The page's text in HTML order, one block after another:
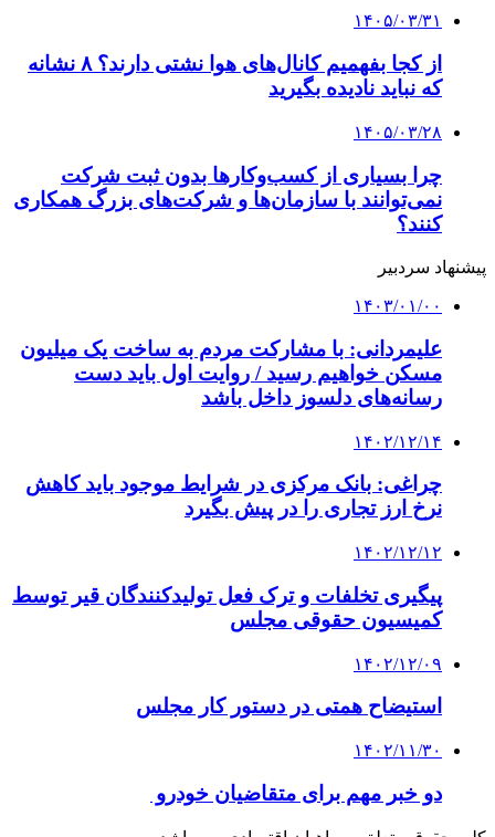
۱۴۰۵/۰۳/۳۱
از کجا بفهمیم کانال‌های هوا نشتی دارند؟ ۸ نشانه
که نباید نادیده بگیرید
۱۴۰۵/۰۳/۲۸
چرا بسیاری از کسب‌وکارها بدون ثبت شرکت
نمی‌توانند با سازمان‌ها و شرکت‌های بزرگ همکاری
کنند؟
پیشنهاد سردبیر
۱۴۰۳/۰۱/۰۰
علیمردانی: با مشارکت مردم به ساخت یک میلیون
مسکن خواهیم رسید / روایت اول باید دست
رسانه‌های دلسوز داخل باشد
۱۴۰۲/۱۲/۱۴
چراغی: بانک مرکزی در شرایط موجود باید کاهش
نرخ ارز تجاری را در پیش بگیرد
۱۴۰۲/۱۲/۱۲
پیگیری تخلفات و ترک فعل تولیدکنندگان قیر توسط
کمیسیون حقوقی مجلس
۱۴۰۲/۱۲/۰۹
استیضاح همتی در دستور کار مجلس
۱۴۰۲/۱۱/۳۰
دو خبر مهم برای متقاضیان خودرو